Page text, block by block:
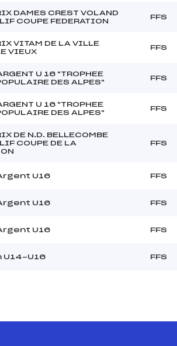
DAMES CREST VOLAND
COUPE FEDERATION
FFS
VITAM DE LA VILLE
VIEUX
FFS
U 16 "TROPHEE
DES ALPES"
FFS
U 16 "TROPHEE
DES ALPES"
FFS
DE N.D. BELLECOMBE
COUPE DE LA
FFS
U16 FFS
U16 FFS
U16 FFS
U14-U16 FFS